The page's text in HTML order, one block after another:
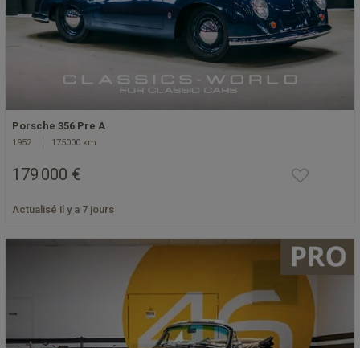
Porsche 356 Pre A
1952 175000 km
179 000 €
Actualisé il y a 7 jours